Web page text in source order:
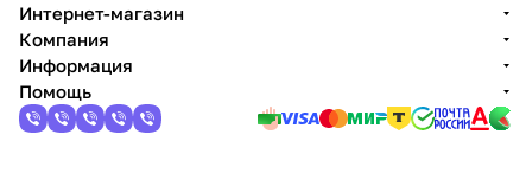
Интернет-магазин
Компания
Информация
Помощь